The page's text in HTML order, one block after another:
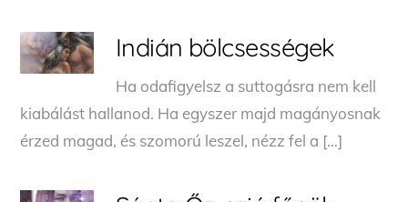
Indián bölcsességek
Ha odafigyelsz a suttogásra nem kell
kiabálást hallanod. Ha egyszer majd magányosnak
érzed magad, és szomorú leszel, nézz fel a […]